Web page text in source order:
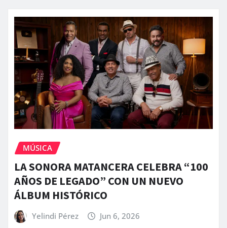
MÚSICA
LA SONORA MATANCERA CELEBRA “100
AÑOS DE LEGADO” CON UN NUEVO
ÁLBUM HISTÓRICO
Yelindi Pérez Jun 6, 2026